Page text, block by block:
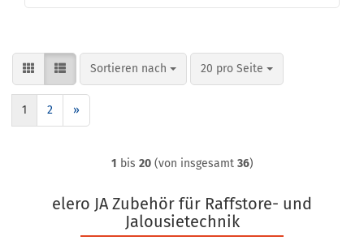
Sortieren nach
Sortieren nach 20 pro Seite
pro Seite
1 2 »
1 bis 20(von insgesamt 36)
elero JA Zubehör für Raffstore- und
Jalousietechnik